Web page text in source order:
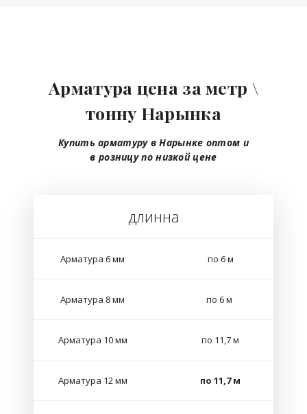
Арматура цена за метр \
тонну Нарынка
Купить арматуру в Нарынке оптом и
в розницупо низкой цене
длинна
Арматура 6 мм по 6 м
Арматура 8 мм по 6 м
Арматура 10 мм по 11,7 м
Арматура 12 мм по 11,7 м